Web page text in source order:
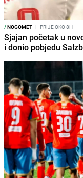
/NOGOMET I PRIJE OKO 8H
Sjajan početak u
i donio pobjedu